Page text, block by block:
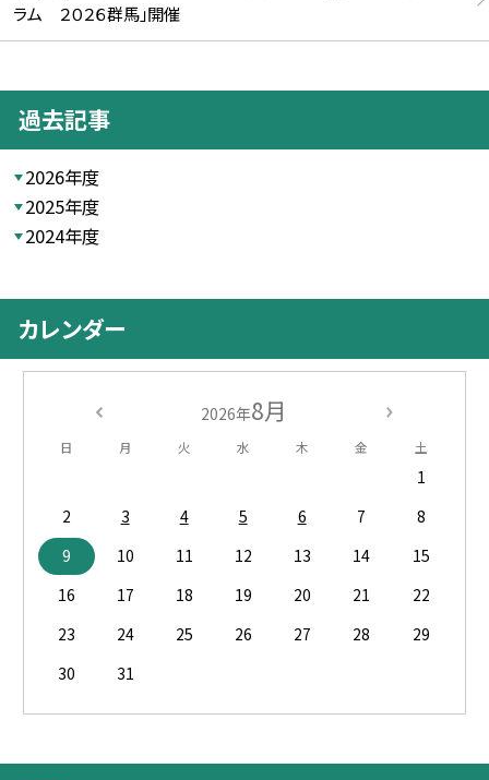
ラム ２０２６群馬」開催
過去記事
2026年度
2025年度
2024年度
カレンダー
2026年8月
日 月 火 水 木 金 土
1
2
3 4 5 6 7
8
9
10 11 12 13 14
15
16
17 18 19 20 21
22
23
24 25 26 27 28
29
30
31